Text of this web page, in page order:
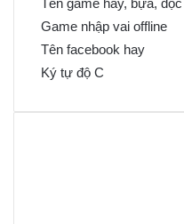
Tên game hay, bựa, độc
Game nhập vai offline
Tên facebook hay
Ký tự độ C